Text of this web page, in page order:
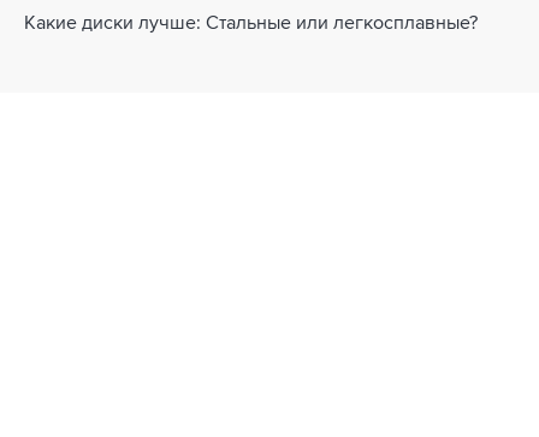
Какие диски лучше: Стальные или легкосплавные?